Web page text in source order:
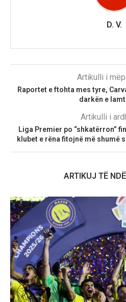
D. V.
Artikulli i
Raportet e ftohta mes tyre,
darkën e
Artikulli i
Liga Premier po “shkatërron”
klubet e rëna fitojnë më shumë
ARTIKUJ TË